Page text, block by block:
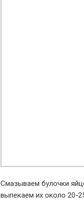
Смазываем булочки
выпекаем их около 20-